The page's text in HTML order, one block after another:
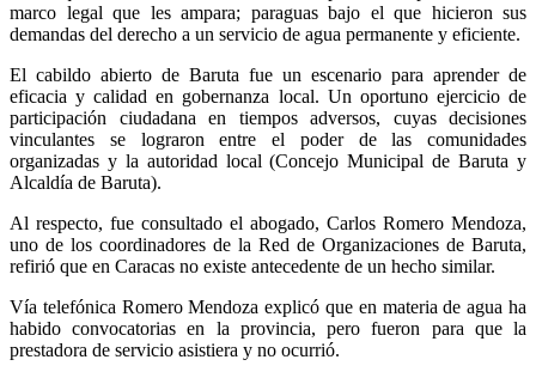
marco legal que les ampara; paraguas bajo el que hicieron sus
demandas del derecho a un servicio de agua permanente y eficiente.
El cabildo abierto de Baruta fue un escenario para aprender de
eficacia y calidad en gobernanza local. Un oportuno ejercicio de
participación ciudadana en tiempos adversos, cuyas decisiones
vinculantes se lograron entre el poder de las comunidades
organizadas y la autoridad local (Concejo Municipal de Baruta y
Alcaldía de Baruta).
Al respecto, fue consultado el abogado, Carlos Romero Mendoza,
uno de los coordinadores de la Red de Organizaciones de Baruta,
refirió que en Caracas no existe antecedente de un hecho similar.
Vía telefónica Romero Mendoza explicó que en materia de agua ha
habido convocatorias en la provincia, pero fueron para que la
prestadora de servicio asistiera y no ocurrió.